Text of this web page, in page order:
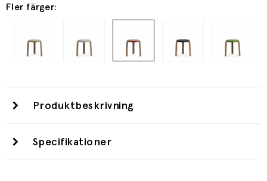
Fler färger:
Produktbeskrivning
Specifikationer